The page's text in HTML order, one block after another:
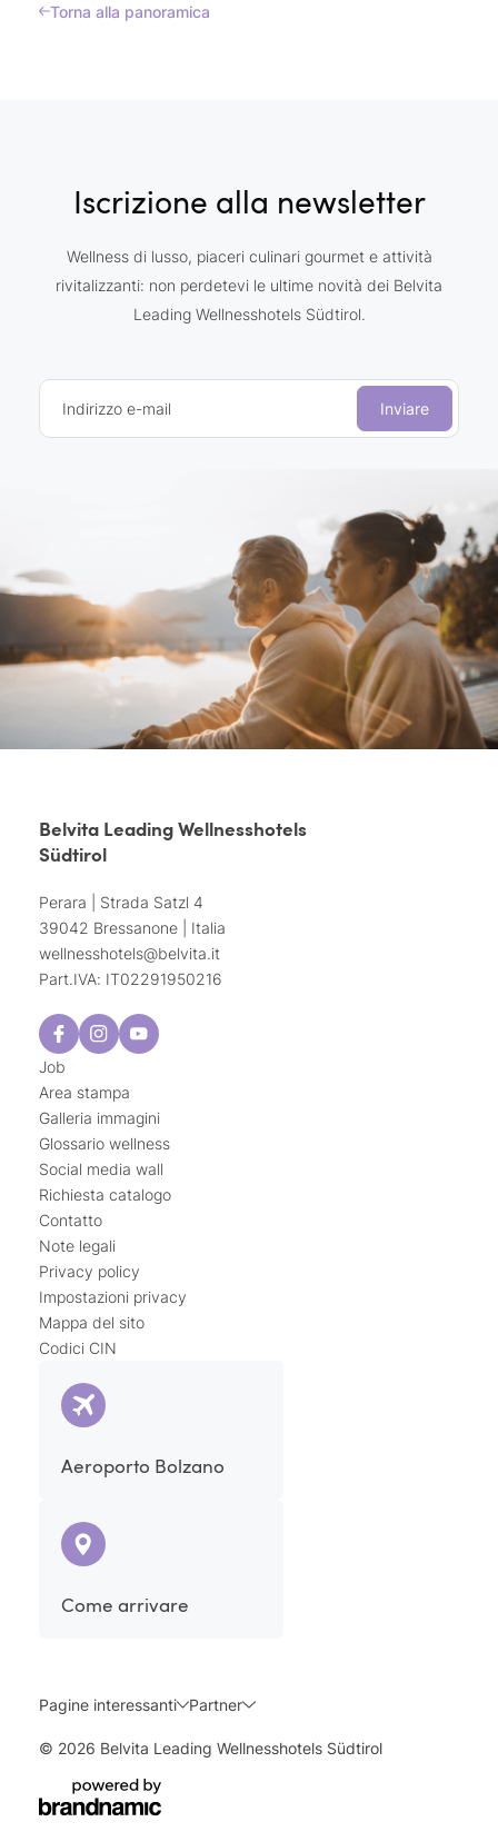
Torna alla panoramica
Iscrizione alla newsletter
Wellness di lusso, piaceri culinari gourmet e attività
rivitalizzanti: non perdetevi le ultime novità dei Belvita
Leading Wellnesshotels Südtirol.
Indirizzo e-mail Inviare
Belvita Leading Wellnesshotels
Südtirol
Perara | Strada Satzl 4
39042 Bressanone | Italia
wellnesshotels@belvita.it
Part.IVA: IT02291950216
Job
Area stampa
Galleria immagini
Glossario wellness
Social media wall
Richiesta catalogo
Contatto
Note legali
Privacy policy
Impostazioni privacy
Mappa del sito
Codici CIN
Aeroporto Bolzano
Come arrivare
Pagine interessanti Partner
© 2026 Belvita Leading Wellnesshotels Südtirol